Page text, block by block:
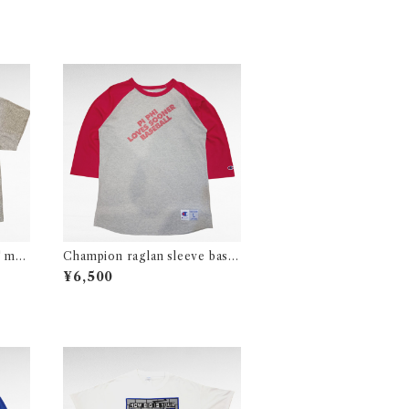
mo
Champion raglan sleeve base
ball print t-shirt
¥6,500